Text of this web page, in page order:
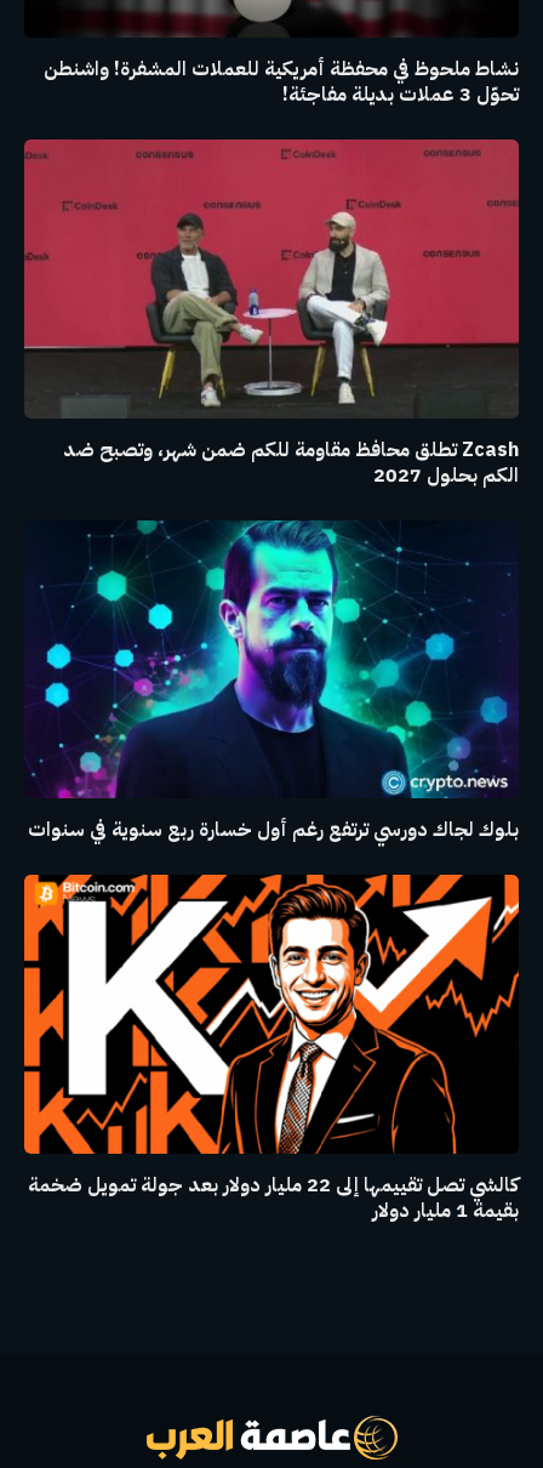
نشاط ملحوظ في محفظة أمريكية للعملات المشفرة! واشنطن
تحوّل 3 عملات بديلة مفاجئة!
Zcash تطلق محافظ مقاومة للكم ضمن شهر، وتصبح ضد
الكم بحلول 2027
بلوك لجاك دورسي ترتفع رغم أول خسارة ربع سنوية في سنوات
كالشي تصل تقييمها إلى 22 مليار دولار بعد جولة تمويل ضخمة
بقيمة 1 مليار دولار